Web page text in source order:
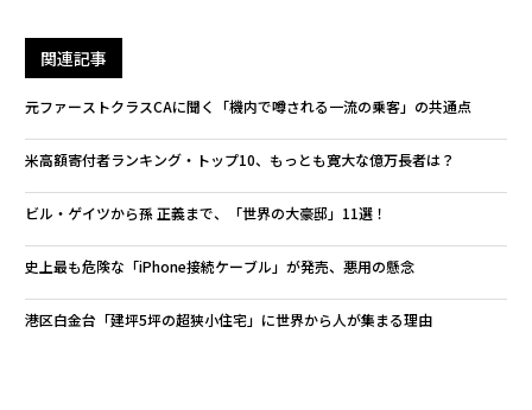
関連記事
元ファーストクラスCAに聞く「機内で噂される一流の乗客」の共通点
米高額寄付者ランキング・トップ10、もっとも寛大な億万長者は？
ビル・ゲイツから孫 正義まで、「世界の大豪邸」11選！
史上最も危険な「iPhone接続ケーブル」が発売、悪用の懸念
港区白金台「建坪5坪の超狭小住宅」に世界から人が集まる理由